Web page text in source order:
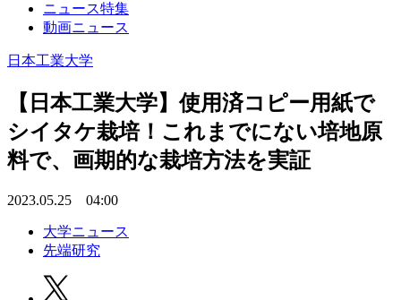
ニュース特集
動画ニュース
日本工業大学
【日本工業大学】使用済コピー用紙で
シイタケ栽培！これまでにない培地原
料で、画期的な栽培方法を実証
2023.05.25 04:00
大学ニュース
先端研究